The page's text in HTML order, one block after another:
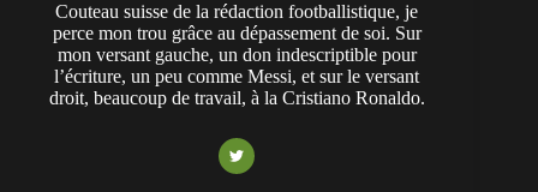
Couteau suisse de la rédaction footballistique, je
perce mon trou grâce au dépassement de soi. Sur
mon versant gauche, un don indescriptible pour
l’écriture, un peu comme Messi, et sur le versant
droit, beaucoup de travail, à la Cristiano Ronaldo.